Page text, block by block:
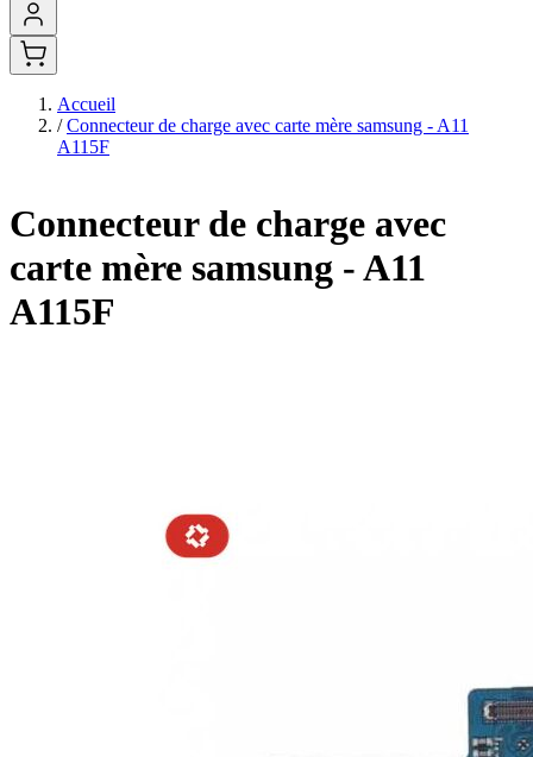
Accueil
/ Connecteur de charge avec carte mère samsung - A11
A115F
Connecteur de charge avec
carte mère samsung - A11
A115F